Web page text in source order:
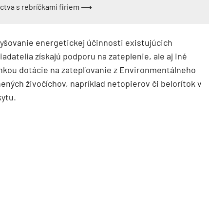
s rebríčkami firiem ⟶
energetickej účinnosti existujúcich
získajú podporu na zateplenie, ale aj iné
dotácie na zatepľovanie z Environmentálneho
živočíchov, napríklad netopierov či belorítok v